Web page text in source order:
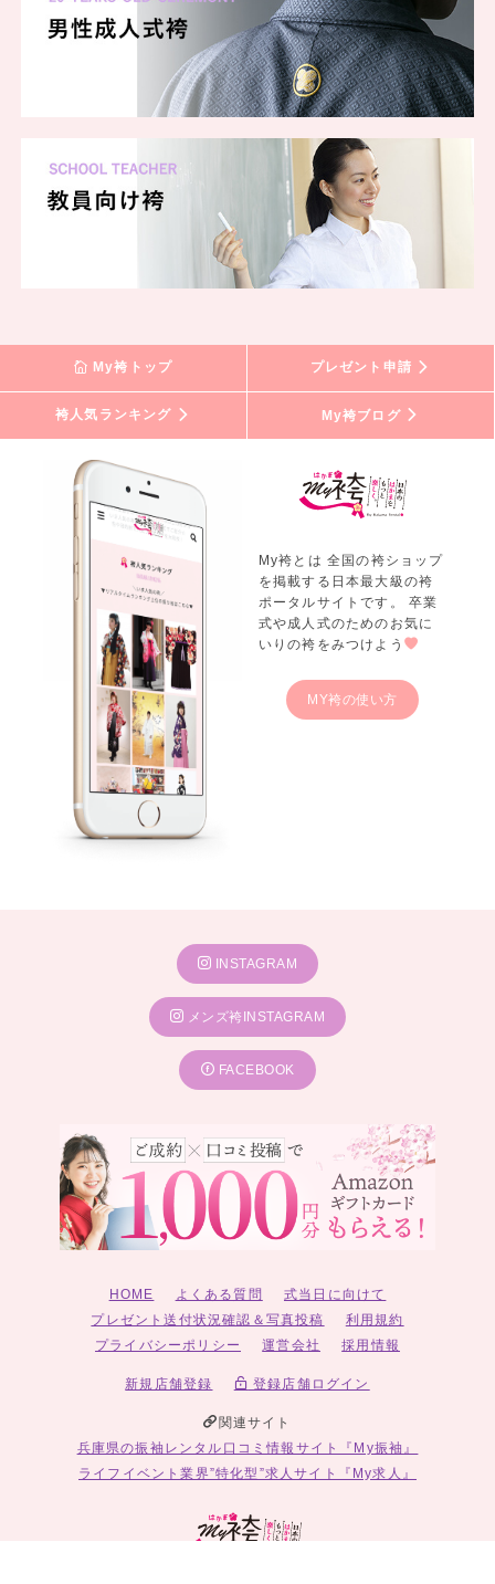
My袴トップ プレゼント申請
袴人気ランキング My袴ブログ
My袴とは 全国の袴ショップ
を掲載する日本最大級の袴
ポータルサイトです。 卒業
式や成人式のためのお気に
いりの袴をみつけよう
MY袴の使い方
INSTAGRAM
メンズ袴INSTAGRAM
FACEBOOK
HOME よくある質問
式当日に向けて
プレゼント送付状況確認＆写真投稿
利用規約
プライバシーポリシー
運営会社 採用情報
新規店舗登録 登録店舗ログイン
関連サイト
兵庫県の振袖レンタル口コミ情報サイト『My振袖』
ライフイベント業界”特化型”求人サイト『My求人』